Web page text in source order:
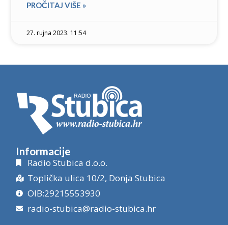
PROČITAJ VIŠE »
27. rujna 2023. 11:54
Informacije
Radio Stubica d.o.o.
Toplička ulica 10/2, Donja Stubica
OIB:29215553930
radio-stubica@radio-stubica.hr